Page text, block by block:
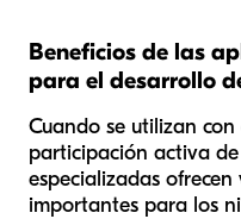
Beneficios de las
para el desarrollo
Cuando se utilizan
participación activa
especializadas
importantes para los